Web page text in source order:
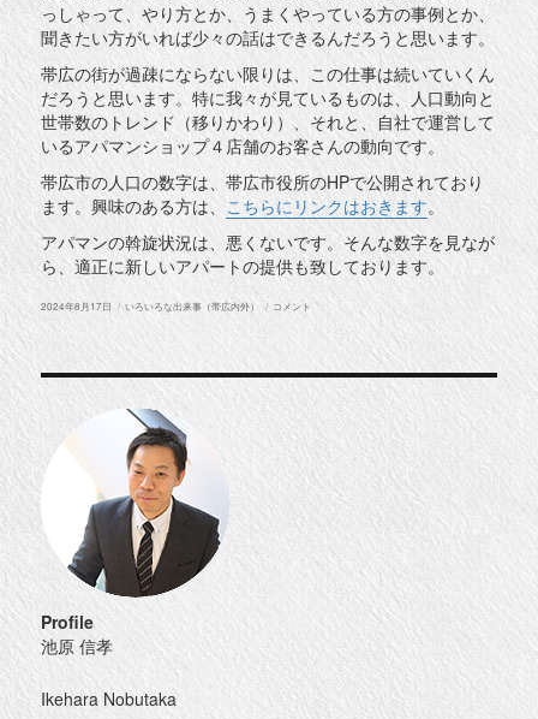
っしゃって、やり方とか、うまくやっている方の事例とか、
聞きたい方がいれば少々の話はできるんだろうと思います。
帯広の街が過疎にならない限りは、この仕事は続いていくん
だろうと思います。特に我々が見ているものは、人口動向と
世帯数のトレンド（移りかわり）、それと、自社で運営して
いるアパマンショップ４店舗のお客さんの動向です。
帯広市の人口の数字は、帯広市役所のHPで公開されており
ます。興味のある方は、 こちらにリンクはおきます。
アパマンの斡旋状況は、悪くないです。そんな数字を見なが
ら、適正に新しいアパートの提供も致しております。
投
2024年8月17日
カ
いろいろな出来事（帯広内外）
ア
コメント
Profile
池原 信孝
Ikehara Nobutaka